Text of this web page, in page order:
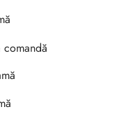
comandă